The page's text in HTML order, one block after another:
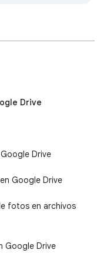
Drive
Drive
Google Drive
fotos en archivos
Google Drive